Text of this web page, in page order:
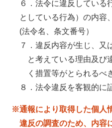
６．法令に違反している
としている行為）の内容
(法令名、条文番号）
７．違反内容が生じ、又
と考えている理由及び
く措置等がとられるべ
８．法令違反を客観的に
※通報により取得した個人
違反の調査のため、内容